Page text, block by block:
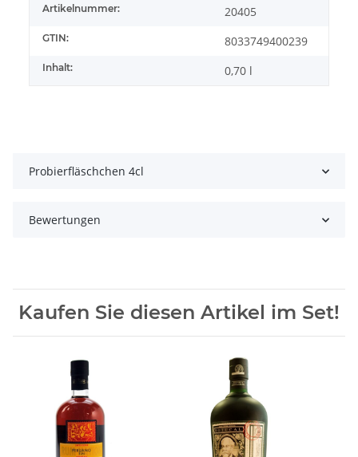
Artikelnummer: 20405
GTIN: 8033749400239
Inhalt: 0,70 l
Probierfläschchen 4cl
Bewertungen
Kaufen Sie diesen Artikel im Set!